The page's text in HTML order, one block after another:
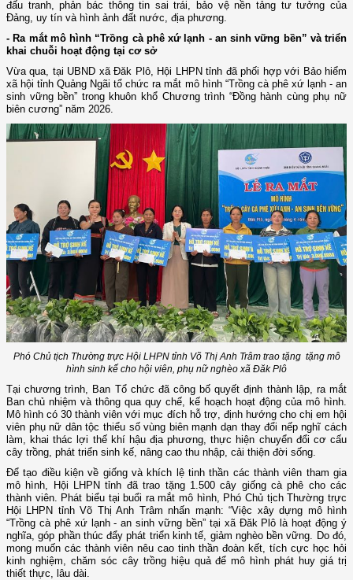
đấu tranh, phản bác thông tin sai trái, bảo vệ nền tảng tư tưởng của
Đảng, uy tín và hình ảnh đất nước, địa phương.
- Ra mắt mô hình “Trồng cà phê xứ lạnh - an sinh vững bền” và triển
khai chuỗi hoạt động tại cơ sở
Vừa qua, tại UBND xã Đăk Plô, Hội LHPN tỉnh đã phối hợp với Bảo hiểm
xã hội tỉnh Quảng Ngãi tổ chức ra mắt mô hình “Trồng cà phê xứ lạnh - an
sinh vững bền” trong khuôn khổ Chương trình “Đồng hành cùng phụ nữ
biên cương” năm 2026.
Phó Chủ tịch Thường trực Hội LHPN tỉnh Võ Thị Anh Trâmtrao tặng tặng mô
hình sinh kế cho hội viên, phụ nữ nghèo xã Đăk Plô
Tại chương trình, Ban Tổ chức đã công bố quyết định thành lập, ra mắt
Ban chủ nhiệm và thông qua quy chế, kế hoạch hoạt động của mô hình.
Mô hình có 30 thành viên với mục đích hỗ trợ, định hướng cho chị em hội
viên phụ nữ dân tộc thiểu số vùng biên mạnh dạn thay đổi nếp nghĩ cách
làm, khai thác lợi thế khí hậu địa phương, thực hiện chuyển đổi cơ cấu
cây trồng, phát triển sinh kế, nâng cao thu nhập, cải thiện đời sống.
Để tạo điều kiện về giống và khích lệ tinh thần các thành viên tham gia
mô hình, Hội LHPN tỉnh đã trao tặng 1.500 cây giống cà phê cho các
thành viên. Phát biểu tại buổi ra mắt mô hình, Phó Chủ tịch Thường trực
Hội LHPN tỉnh Võ Thị Anh Trâm nhấn mạnh: “Việc xây dựng mô hình
“Trồng cà phê xứ lạnh - an sinh vững bền” tại xã Đăk Plô là hoạt động ý
nghĩa, góp phần thúc đẩy phát triển kinh tế, giảm nghèo bền vững. Do đó,
mong muốn các thành viên nêu cao tinh thần đoàn kết, tích cực học hỏi
kinh nghiệm, chăm sóc cây trồng hiệu quả để mô hình phát huy giá trị
thiết thực, lâu dài.